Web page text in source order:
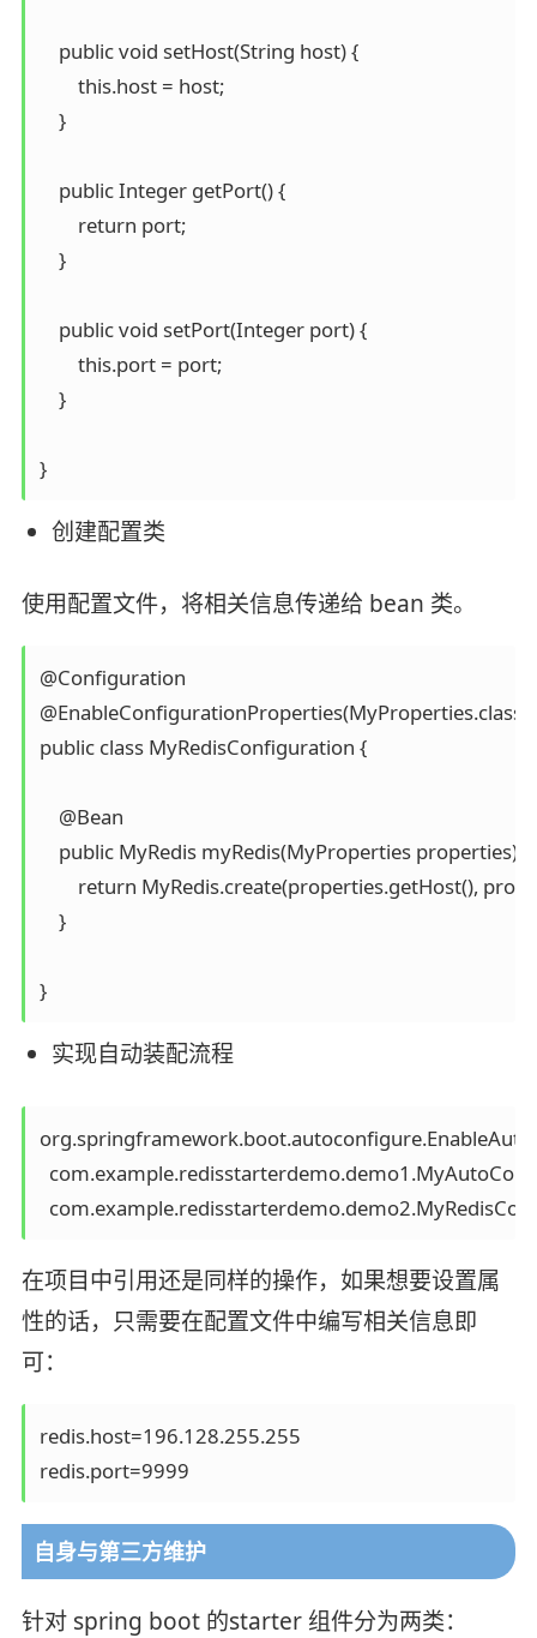
    public void setHost(String host) {
        this.host = host;
    }
    public Integer getPort() {
        return port;
    }
    public void setPort(Integer port) {
        this.port = port;
    }
}
创建配置类
使用配置文件，将相关信息传递给 bean 类。
@Configuration
@EnableConfigurationProperties(MyProperties.class)
public class MyRedisConfiguration {
    @Bean
    public MyRedis myRedis(MyProperties properties) {
return MyRedis.create(properties.getHost(),
    }
}
实现自动装配流程
在项目中引用还是同样的操作，如果想要设置属
性的话，只需要在配置文件中编写相关信息即
可：
redis.host=196.128.255.255
redis.port=9999
自身与第三方维护
针对 spring boot 的starter 组件分为两类：